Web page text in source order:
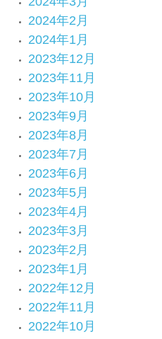
2024年2月
2024年1月
2023年12月
2023年11月
2023年10月
2023年9月
2023年8月
2023年7月
2023年6月
2023年5月
2023年4月
2023年3月
2023年2月
2023年1月
2022年12月
2022年11月
2022年10月